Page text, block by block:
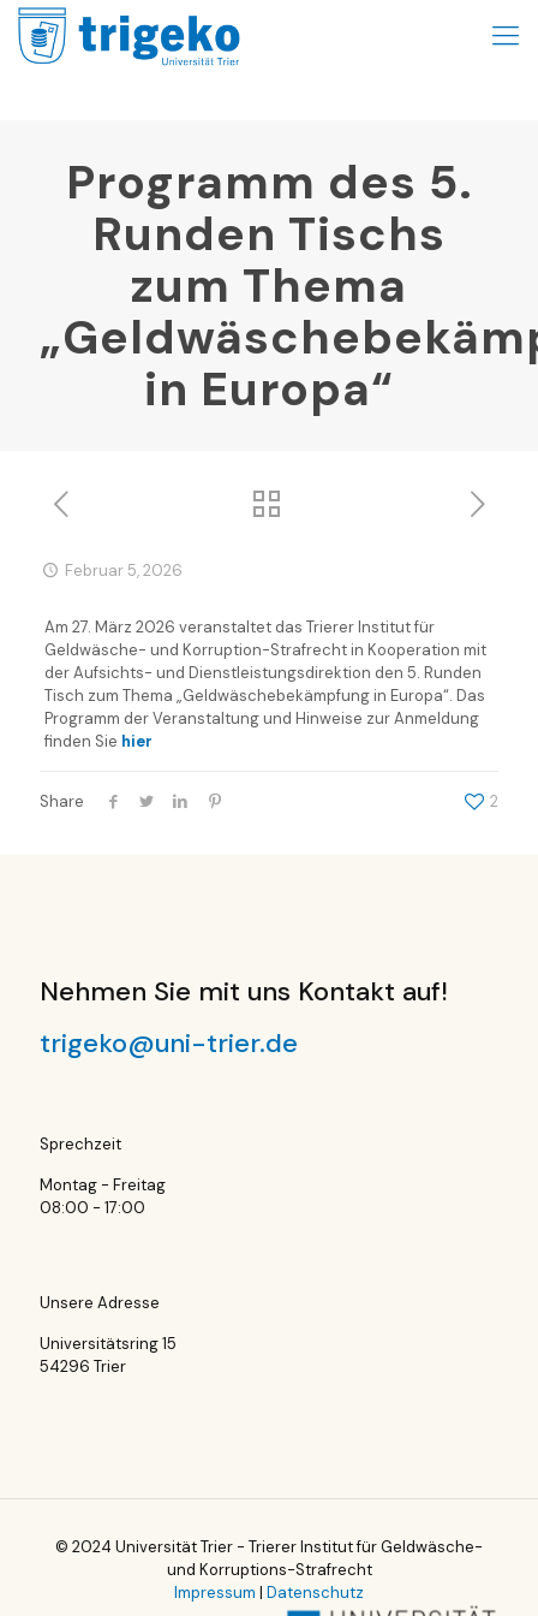
Programm des 5.
Runden Tischs
zum Thema
in Europa“
Februar 5, 2026
Am 27. März 2026 veranstaltet das Trierer Institut für
Geldwäsche- und Korruption-Strafrecht in Kooperation mit
der Aufsichts- und Dienstleistungsdirektion den 5. Runden
Tisch zum Thema „Geldwäschebekämpfung in Europa“. Das
Programm der Veranstaltung und Hinweise zur Anmeldung
finden Sie hier
Share 2
Nehmen Sie mit uns Kontakt auf!
trigeko@uni-trier.de
Sprechzeit
Montag - Freitag
08:00 - 17:00
Unsere Adresse
Universitätsring 15
54296 Trier
© 2024 Universität Trier - Trierer Institut für Geldwäsche-
und Korruptions-Strafrecht
Impressum | Datenschutz